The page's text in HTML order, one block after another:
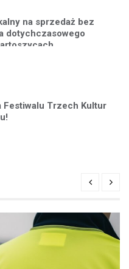
na sprzedaż bez
dotychczasowego
Festiwalu Trzech Kultur